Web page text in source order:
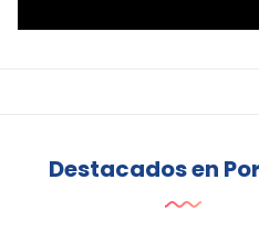
Destacados en